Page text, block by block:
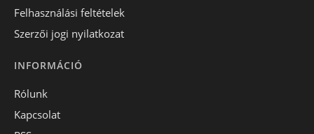
Felhasználási feltételek
Szerzői jogi nyilatkozat
INFORMÁCIÓ
Rólunk
Kapcsolat